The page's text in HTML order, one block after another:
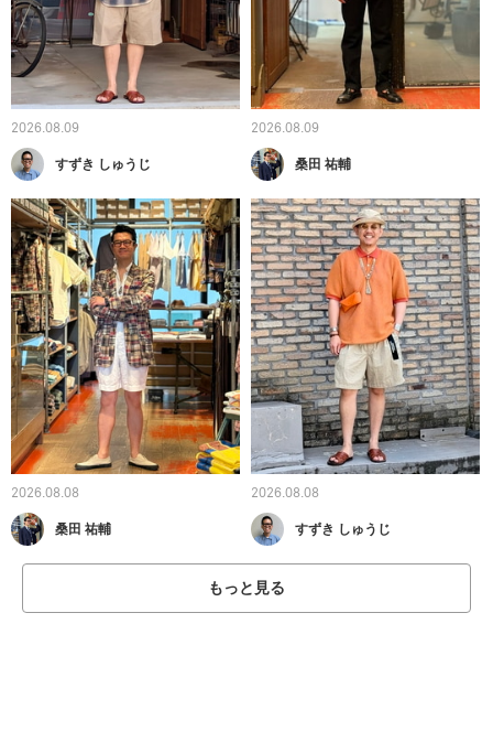
2026.08.09
すずき しゅうじ
2026.08.09
桑田 祐輔
2026.08.08
桑田 祐輔
2026.08.08
すずき しゅうじ
もっと見る